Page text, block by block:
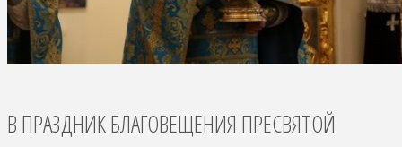
В ПРАЗДНИК БЛАГОВЕЩЕНИЯ ПРЕСВЯТОЙ